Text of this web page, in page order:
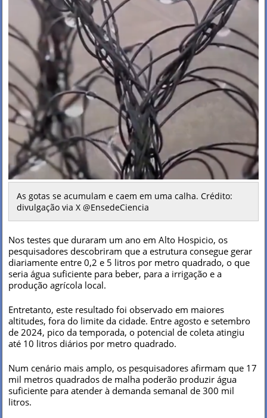
As gotas se acumulam e caem em uma calha. Crédito:
divulgação via X @EnsedeCiencia
Nos testes que duraram um ano em Alto Hospicio, os
pesquisadores descobriram que a estrutura consegue gerar
diariamente entre 0,2 e 5 litros por metro quadrado, o que
seria água suficiente para beber, para a irrigação e a
produção agrícola local.
Entretanto, este resultado foi observado em maiores
altitudes, fora do limite da cidade. Entre agosto e setembro
de 2024, pico da temporada, o potencial de coleta atingiu
até 10 litros diários por metro quadrado.
Num cenário mais amplo, os pesquisadores afirmam que 17
mil metros quadrados de malha poderão produzir água
suficiente para atender à demanda semanal de 300 mil
litros.